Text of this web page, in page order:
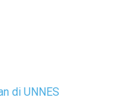
di UNNES